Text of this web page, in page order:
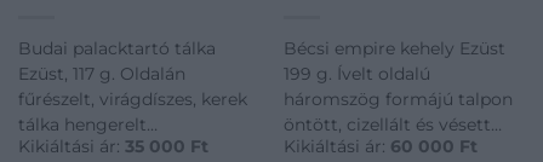
Budai palacktartó tálka
Ezüst, 117 g. Oldalán
fűrészelt, virágdíszes, kerek
tálka hengerelt
peremszéllel. Alján jelzett:
Kikiáltási ár: 35 000 Ft
Bécsi empire kehely Ezüst
199 g. Ívelt oldalú
háromszög formájú talpon
öntött, cizellált és vésett
három lábú szár, tekeredő
Kikiáltási ár: 60 000 Ft